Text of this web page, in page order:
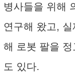
병사들을 위해
연구해 왔고,
해 로봇 팔을 정
도 있다.